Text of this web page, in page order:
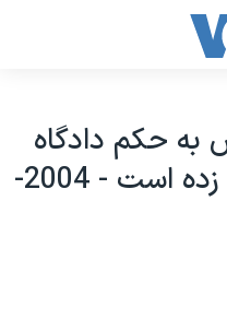
به حکم دادگاه
دست به اعتصاب غذا زده است - 2004-